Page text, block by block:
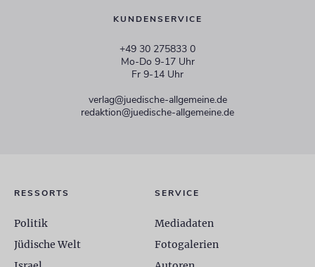
KUNDENSERVICE
+49 30 275833 0
Mo-Do 9-17 Uhr
Fr 9-14 Uhr
verlag@juedische-allgemeine.de
redaktion@juedische-allgemeine.de
RESSORTS
Politik
Jüdische Welt
SERVICE
Mediadaten
Fotogalerien